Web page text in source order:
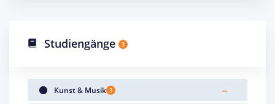
Studiengänge 3
Kunst & Musik 3